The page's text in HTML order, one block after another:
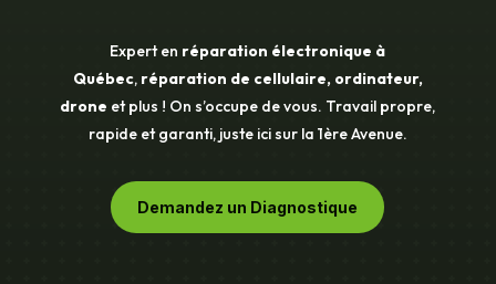
Expert en réparation électronique à
Québec, réparation de cellulaire, ordinateur,
drone et plus ! On s’occupe de vous. Travail propre,
rapide et garanti, juste ici sur la 1ère Avenue.
Demandez un Diagnostique